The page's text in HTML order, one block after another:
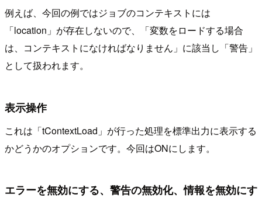
例えば、今回の例ではジョブのコンテキストには
「location」が存在しないので、「変数をロードする場合
は、コンテキストになければなりません」に該当し「警告」
として扱われます。
表示操作
これは「tContextLoad」が行った処理を標準出力に表示する
かどうかのオプションです。今回はONにします。
エラーを無効にする、警告の無効化、情報を無効にす